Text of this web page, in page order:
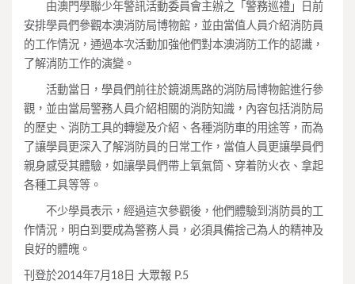
由澳門學聯少年警訊活動委員會主辦之「警務巡禮」
日前
安排學員們參觀本澳消防局博物館， 並由當值人員介紹消防員
的工作情況， 通過本次活動加強他們對本澳消防工作的認識，
了解消防工作的演變。
活動當日，學員們前往於鏡湖馬路的消防局博物館進行參
觀， 並由當局警務人員介紹相關的消防知識，內容包括消防局
的歷史、 消防工具的轉變及介紹、各種消防車的用途等， 而為
了讓學員更深入了解消防員的日常工作， 當值人員更讓學員們
親身感受其體驗，如讓學員們帶上氧氣筒、 穿着防火衣、拿起
各種工具等等。
不少學員表示，經過這次參觀後，他們體驗到消防員的工
作情況， 明白到要成為警務人員，必須具備捨己為人的精神及
良好的體魄。
刊登於2014年7月18日 大眾報 P.5